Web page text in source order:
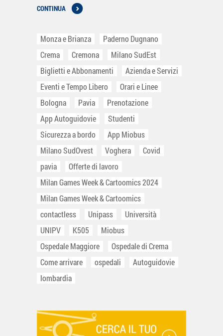
CONTINUA
Monza e Brianza
Paderno Dugnano
Crema
Cremona
Milano SudEst
Biglietti e Abbonamenti
Azienda e Servizi
Eventi e Tempo Libero
Orari e Linee
Bologna
Pavia
Prenotazione
App Autoguidovie
Studenti
Sicurezza a bordo
App Miobus
Milano SudOvest
Voghera
Covid
pavia
Offerte di lavoro
Milan Games Week & Cartoomics 2024
Milan Games Week & Cartoomics
contactless
Unipass
Università
UNIPV
K505
Miobus
Ospedale Maggiore
Ospedale di Crema
Come arrivare
ospedali
Autoguidovie
lombardia